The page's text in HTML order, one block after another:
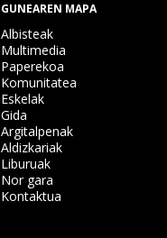
GUNEAREN MAPA
Albisteak
Multimedia
Paperekoa
Komunitatea
Eskelak
Gida
Argitalpenak
Aldizkariak
Liburuak
Nor gara
Kontaktua